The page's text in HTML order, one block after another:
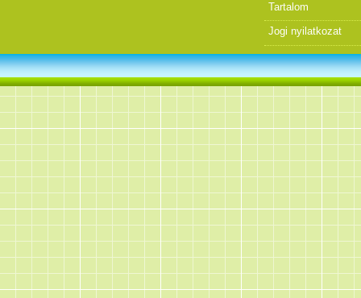
Tartalom
Jogi nyilatkozat